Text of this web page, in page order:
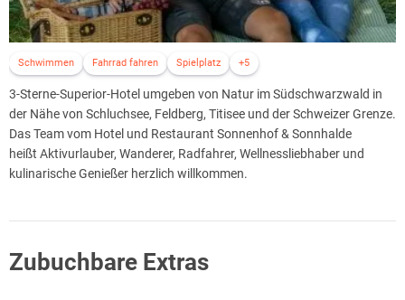
Schwimmen Fahrrad fahren Spielplatz +5
3-Sterne-Superior-Hotel umgeben von Natur im Südschwarzwald in
der Nähe von Schluchsee, Feldberg, Titisee und der Schweizer Grenze.
Das Team vom Hotel und Restaurant Sonnenhof & Sonnhalde
heißt Aktivurlauber, Wanderer, Radfahrer, Wellnessliebhaber und
kulinarische Genießer herzlich willkommen.
Zubuchbare Extras